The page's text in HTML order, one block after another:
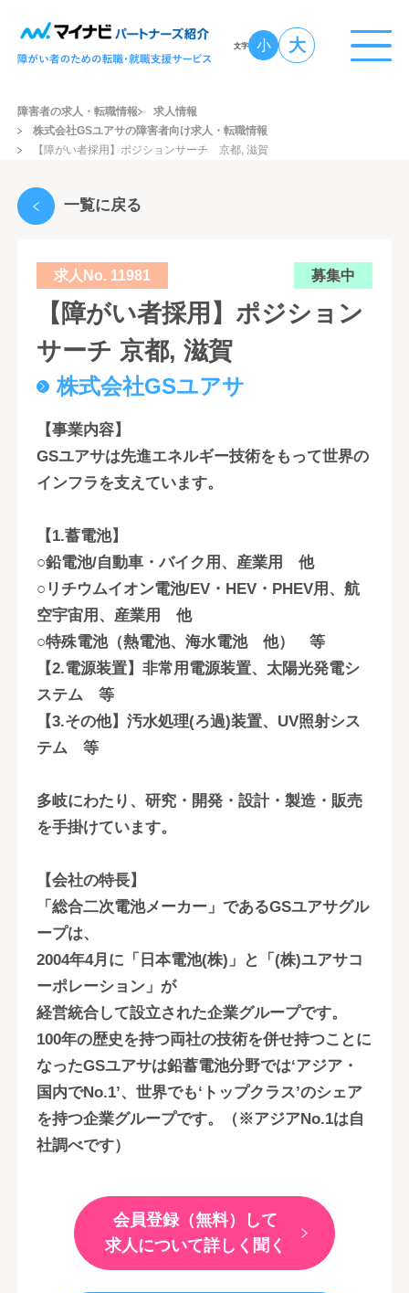
文字 小 大
障害者の求人・転職情報
求人情報
株式会社GSユアサの障害者向け求人・転職情報
【障がい者採用】ポジションサーチ 京都, 滋賀
一覧に戻る
求人No. 11981 募集中
【障がい者採用】ポジション
サーチ 京都, 滋賀
株式会社GSユアサ
【事業内容】
GSユアサは先進エネルギー技術をもって世界の
インフラを支えています。
【1.蓄電池】
○鉛電池/自動車・バイク用、産業用 他
○リチウムイオン電池/EV・HEV・PHEV用、航
空宇宙用、産業用 他
○特殊電池（熱電池、海水電池 他） 等
【2.電源装置】非常用電源装置、太陽光発電シ
ステム 等
【3.その他】汚水処理(ろ過)装置、UV照射シス
テム 等
多岐にわたり、研究・開発・設計・製造・販売
を手掛けています。
【会社の特長】
「総合二次電池メーカー」であるGSユアサグル
ープは、
2004年4月に「日本電池(株)」と「(株)ユアサコ
ーポレーション」が
経営統合して設立された企業グループです。
100年の歴史を持つ両社の技術を併せ持つことに
なったGSユアサは鉛蓄電池分野では‘アジア・
国内でNo.1’、世界でも‘トップクラス’のシェア
を持つ企業グループです。（※アジアNo.1は自
社調べです）
会員登録（無料）して
求人について詳しく聞く